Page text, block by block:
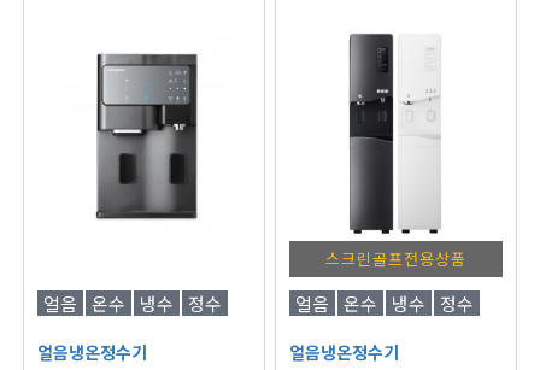
얼음 온수 냉수 정수
얼음냉온정수기
스크린골프전용상품
얼음 온수 냉수 정수
얼음냉온정수기